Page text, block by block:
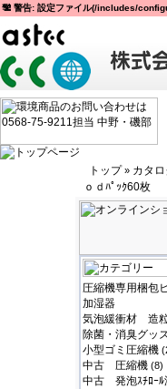
警告: 設定ファイル(/includes/
トップ» カタ
ｏｄﾊﾟｯｸ60枚
圧縮機専用梱包
加湿器
気泡緩衝材 造
除菌・消臭グッ
小型ゴミ圧縮機
中古 圧縮機 (8)
中古 発泡ｽﾁﾛｰﾙ